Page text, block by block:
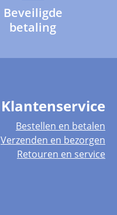
Beveiligde
betaling
Klantenservice
Bestellen en betalen
Verzenden en bezorgen
Retouren en service